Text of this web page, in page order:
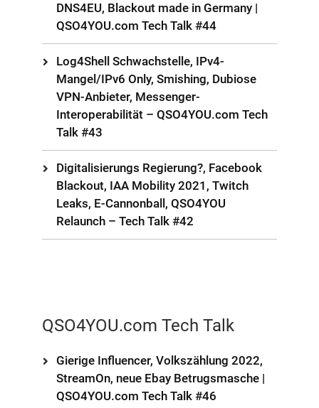
DNS4EU, Blackout made in Germany |
QSO4YOU.com Tech Talk #44
Log4Shell Schwachstelle, IPv4-
Mangel/IPv6 Only, Smishing, Dubiose
VPN-Anbieter, Messenger-
Interoperabilität – QSO4YOU.com Tech
Talk #43
Digitalisierungs Regierung?, Facebook
Blackout, IAA Mobility 2021, Twitch
Leaks, E-Cannonball, QSO4YOU
Relaunch – Tech Talk #42
QSO4YOU.com Tech Talk
Gierige Influencer, Volkszählung 2022,
StreamOn, neue Ebay Betrugsmasche |
QSO4YOU.com Tech Talk #46